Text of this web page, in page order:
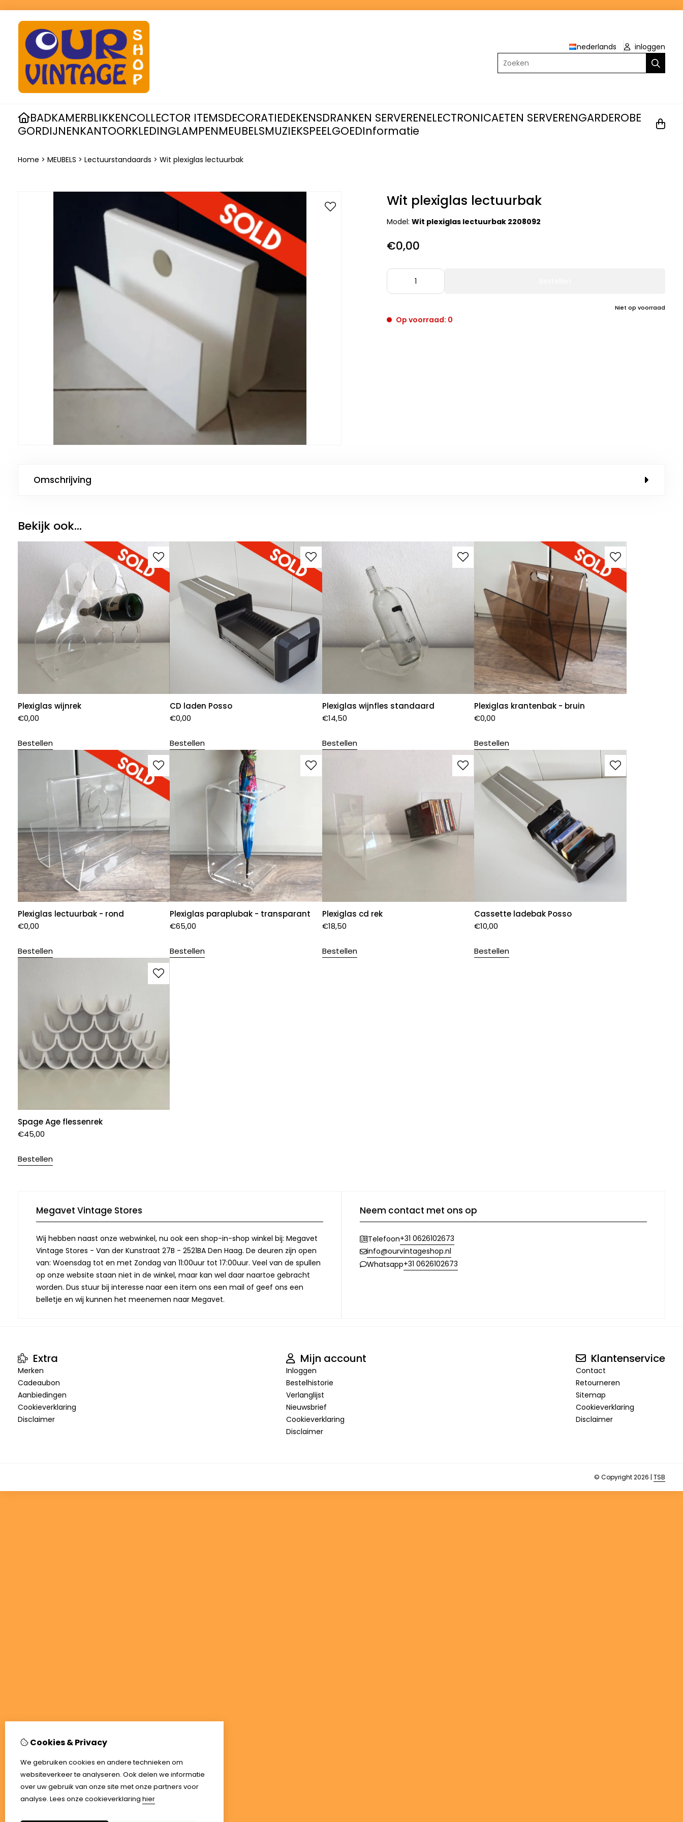
nederlands
inloggen
Zoeken
BADKAMERBLIKKENCOLLECTOR ITEMSDECORATIEDEKENSDRANKEN SERVERENELECTRONICAETEN SERVERENGARDEROBE
GORDIJNENKANTOORKLEDINGLAMPENMEUBELSMUZIEKSPEELGOEDInformatie
Home > MEUBELS > Lectuurstandaards > Wit plexiglas lectuurbak
Wit plexiglas lectuurbak
Model:Wit plexiglas lectuurbak 2208092
€0,00
Niet op voorraad
Op voorraad: 0
Omschrijving
Bekijk ook...
Plexiglas wijnrek
€0,00
Bestellen
CD laden Posso
€0,00
Bestellen
Plexiglas wijnfles standaard
€14,50
Bestellen
Plexiglas krantenbak - bruin
€0,00
Bestellen
Plexiglas lectuurbak - rond
€0,00
Bestellen
Plexiglas paraplubak - transparant
€65,00
Bestellen
Plexiglas cd rek
€18,50
Bestellen
Cassette ladebak Posso
€10,00
Bestellen
Spage Age flessenrek
€45,00
Bestellen
Megavet Vintage Stores
Wij hebben naast onze webwinkel, nu ook een shop-in-shop winkel bij: Megavet
Vintage Stores - Van der Kunstraat 27B - 2521BA Den Haag. De deuren zijn open
van: Woensdag tot en met Zondag van 11:00uur tot 17:00uur. Veel van de spullen
op onze website staan niet in de winkel, maar kan wel daar naartoe gebracht
worden. Dus stuur bij interesse naar een item ons een mail of geef ons een
belletje en wij kunnen het meenemen naar Megavet.
Neem contact met ons op
Telefoon+31 0626102673
info@ourvintageshop.nl
Whatsapp+31 0626102673
Extra
Merken
Cadeaubon
Aanbiedingen
Cookieverklaring
Disclaimer
Mijn account
Inloggen
Bestelhistorie
Verlanglijst
Nieuwsbrief
Cookieverklaring
Disclaimer
Klantenservice
Contact
Retourneren
Sitemap
Cookieverklaring
Disclaimer
© Copyright 2026 | TSB
Cookies & Privacy
We gebruiken cookies en andere technieken om
websiteverkeer te analyseren. Ook delen we informatie
over uw gebruik van onze site met onze partners voor
analyse. Lees onze cookieverklaring hier